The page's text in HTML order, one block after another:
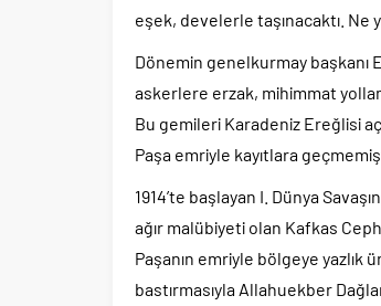
eşek, develerle taşınacaktı. Ne
Dönemin genelkurmay başkanı
askerlere erzak, mihimmat
Bu gemileri Karadeniz Ereğlisi
Paşa emriyle kayıtlara
1914’te başlayan I. Dünya
ağır malübiyeti olan Kafkas
Paşanın emriyle bölgeye yazlık
bastırmasıyla Allahuekber